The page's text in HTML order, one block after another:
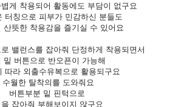
게 착용되어 활동에도 부담이 없구요
터칭으로 피부가 민감하신 분들도
산뜻한 착용감을 즐기실 수 있어요
밸런스를 잡아줘 단정하게 착용되면서
밑 버튼으로 반오픈이 가능해
따라 외출수유복으로 활용되구요
수월한 탈착의를 도와줘요
버튼부분 밑 핀턱으로
을 잡아줘 부해보이지 않구요